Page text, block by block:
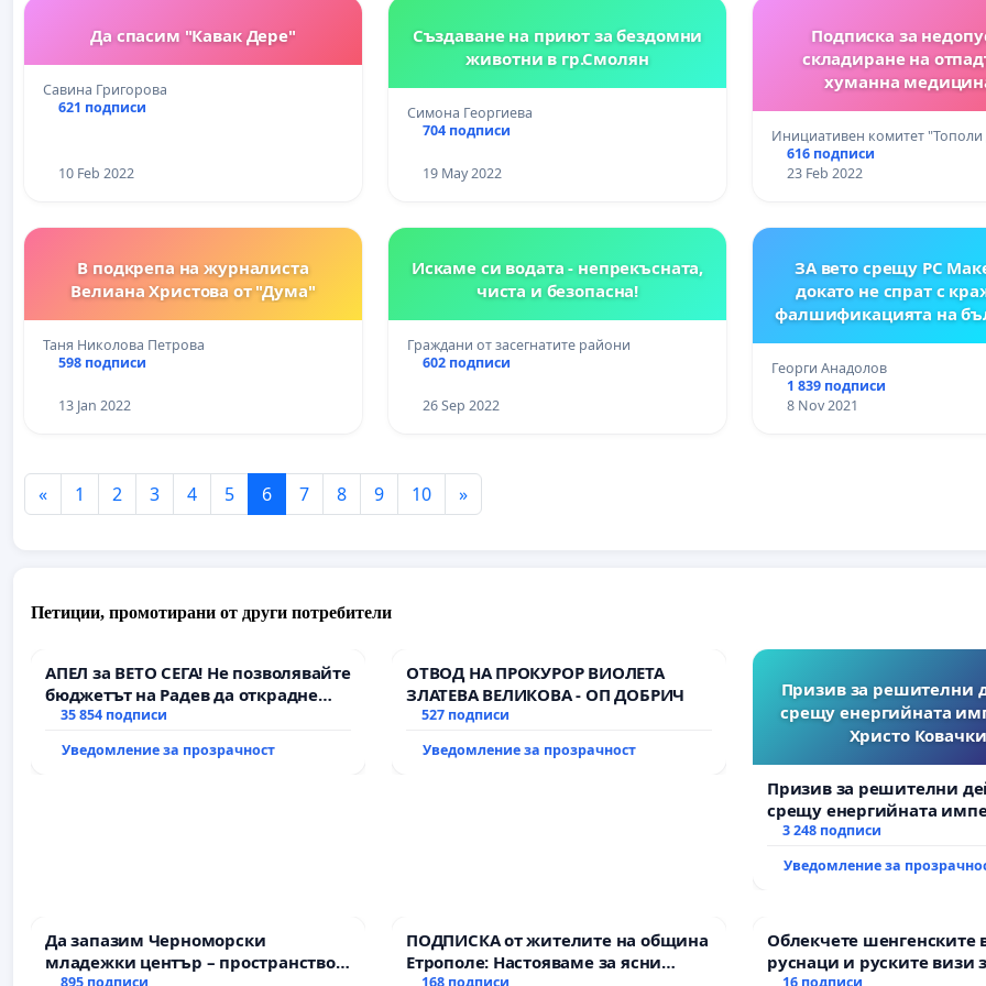
Да спасим "Кавак Дере"
Савина Григорова
621 подписи
10 Feb 2022
Създаване на приют за бездомни
животни в гр.Смолян
Симона Георгиева
704 подписи
19 May 2022
Подписка за
складиране на
хуманна
Инициативен комитет
616 подписи
23 Feb 2022
В подкрепа на журналиста
Велиана Христова от "Дума"
Таня Николова Петрова
598 подписи
13 Jan 2022
Искаме си водата - непрекъсната,
чиста и безопасна!
Граждани от засегнатите райони
602 подписи
26 Sep 2022
ЗА вето срещу РС
докато не спрат с
фалшификацията на
Георги Анадолов
1 839 подписи
8 Nov 2021
« 1 2 3 4 5 6 7 8 9 10 »
Петиции, промотирани от други потребители
АПЕЛ за ВЕТО СЕГА! Не позволявайте
бюджетът на Радев да открадне
парите и правата ни в тъмното
35 854 подписи
Уведомление за прозрачност
ОТВОД НА ПРОКУРОР ВИОЛЕТА
ЗЛАТЕВА ВЕЛИКОВА - ОП ДОБРИЧ
527 подписи
Уведомление за прозрачност
Призив за решителни
срещу енергийната
Христо
Призив за решителни
срещу енергийната
Христо Ковачки!
3 248 подписи
Уведомление за
Да запазим Черноморски
младежки център – пространство
ПОДПИСКА от жителите на община
Етрополе: Настояваме за ясни
Облекчете шенгенските
руснаци и руските визи